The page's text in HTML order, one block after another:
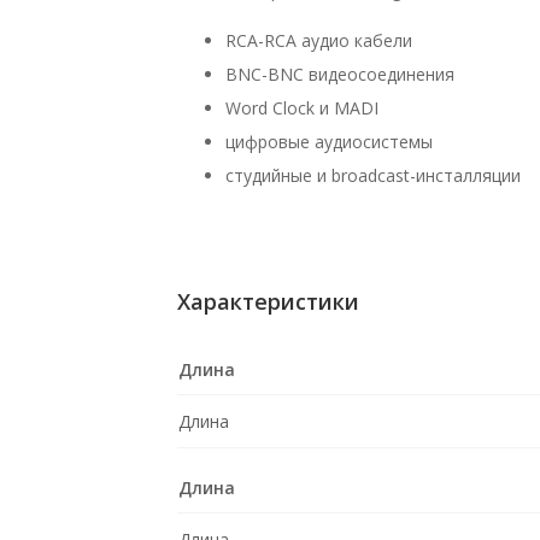
RCA-RCA аудио кабели
BNC-BNC видеосоединения
Word Clock и MADI
цифровые аудиосистемы
студийные и broadcast-инсталляции
Характеристики
Длина
Длина
Длина